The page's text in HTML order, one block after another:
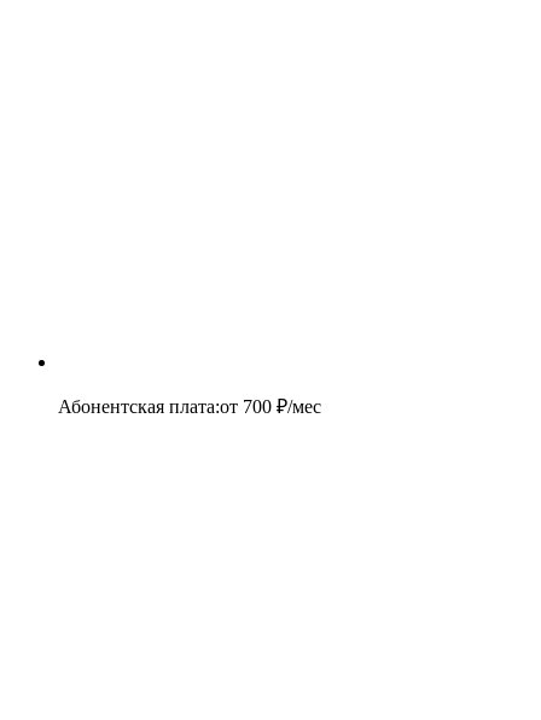
Абонентская плата:от 700 ₽/мес